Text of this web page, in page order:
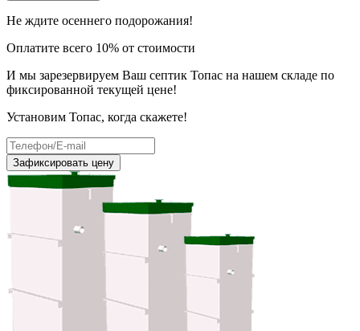
Не ждите осеннего подорожания!
Оплатите всего 10% от стоимости
И мы зарезервируем Ваш септик Топас на нашем складе по
фиксированной текущей цене!
Установим Топас, когда скажете!
Зафиксировать цену